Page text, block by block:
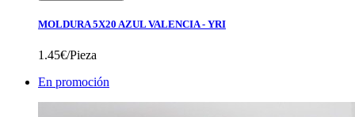
MOLDURA 5X20 AZUL VALENCIA - YRI
1.45€/Pieza
En promoción